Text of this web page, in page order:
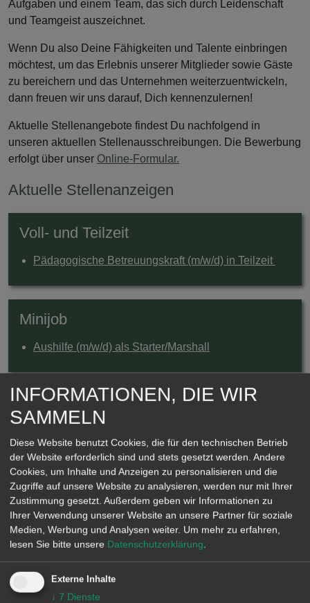
Aufgaben und einem Team, das sich durch Leidenschaft
und Teamgeist auszeichnet.
Wenn Du also Deine Fähigkeiten und Talente einbringen
möchtest, um das Erlebnis unserer Mitglieder sowie Gäste
zu bereichern und das Unternehmen weiterzuentwickeln,
dann freuen wir uns darauf, Dich kennenzulernen!
Aktuelle Stellenangebote findest Du nachfolgend in
unseren aktuellen Stellenausschreibungen. Die Bewerbung
erfolgt über unser Online-Formular.
Aktuelle Stellenanzeigen
Voll- und Teilzeit
Pädagogische Betreuungskraft (m/w/d) in Teilzeit
Minijob
Aushilfe (m/w/d) als Starter/Marshall
Zur Online-Bewerbung
Eindrücke aus dem GC SLR
INFORMATIONEN, DIE WIR
SAMMELN
Diese Website benutzt Cookies, die für den technischen Betrieb
der Website erforderlich sind und stets gesetzt werden. Andere
Cookies, um Inhalte und Anzeigen zu personalisieren und die
Zugriffe auf unsere Website zu analysieren, werden nur mit Ihrer
Zustimmung gesetzt. Außerdem geben wir Informationen zu
Ihrer Verwendung unserer Website an unsere Partner für soziale
Medien, Werbung und Analysen weiter. Um mehr zu erfahren,
lesen Sie bitte unsere Datenschutzerklärung.
Externe Inhalte
↓ 7 Dienste